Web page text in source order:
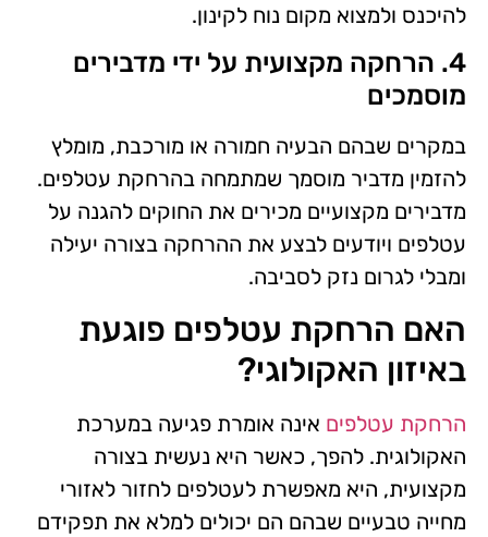
להיכנס ולמצוא מקום נוח לקינון.
4. הרחקה מקצועית על ידי מדבירים
מוסמכים
במקרים שבהם הבעיה חמורה או מורכבת, מומלץ
להזמין מדביר מוסמך שמתמחה בהרחקת עטלפים.
מדבירים מקצועיים מכירים את החוקים להגנה על
עטלפים ויודעים לבצע את ההרחקה בצורה יעילה
ומבלי לגרום נזק לסביבה.
האם הרחקת עטלפים פוגעת
באיזון האקולוגי?
הרחקת עטלפים אינה אומרת פגיעה במערכת
האקולוגית. להפך, כאשר היא נעשית בצורה
מקצועית, היא מאפשרת לעטלפים לחזור לאזורי
מחייה טבעיים שבהם הם יכולים למלא את תפקידם